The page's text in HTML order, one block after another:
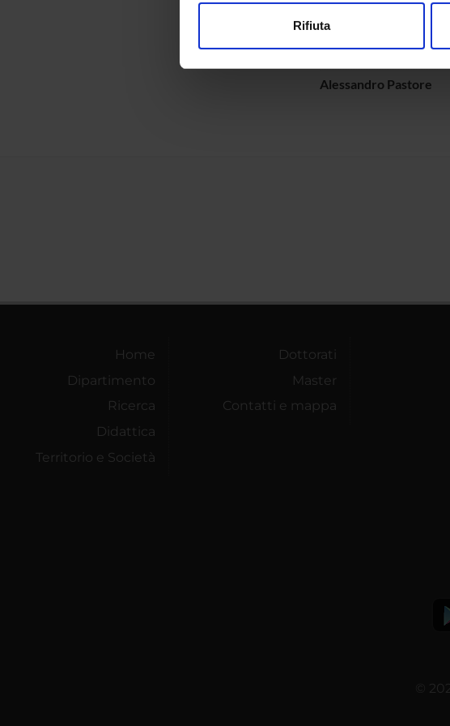
di analisi dei dati web, pubblicità e social
Rifiuta
Alessandro Arcangeli
Alessandro Pastore
Home
Dipartimento
Ricerca
Didattica
Territorio e Società
Dottorati
Master
Contatti e mappa
©